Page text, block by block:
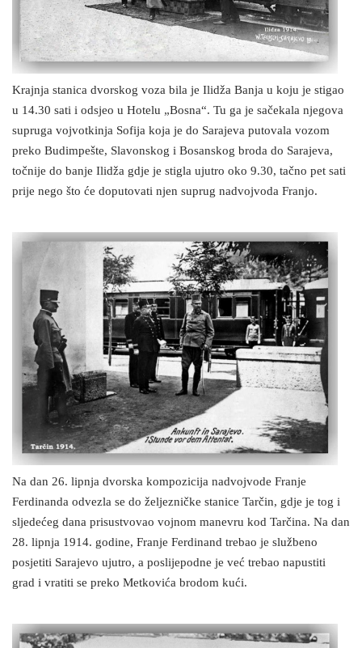
Krajnja stanica dvorskog voza bila je Ilidža Banja u koju je stigao
u 14.30 sati i odsjeo u Hotelu „Bosna“. Tu ga je sačekala njegova
supruga vojvotkinja Sofija koja je do Sarajeva putovala vozom
preko Budimpešte, Slavonskog i Bosanskog broda do Sarajeva,
točnije do banje Ilidža gdje je stigla ujutro oko 9.30, tačno pet sati
prije nego što će doputovati njen suprug nadvojvoda Franjo.
Na dan 26. lipnja dvorska kompozicija nadvojvode Franje
Ferdinanda odvezla se do željezničke stanice Tarčin, gdje je tog i
sljedećeg dana prisustvovao vojnom manevru kod Tarčina. Na dan
28. lipnja 1914. godine, Franje Ferdinand trebao je službeno
posjetiti Sarajevo ujutro, a poslijepodne je već trebao napustiti
grad i vratiti se preko Metkovića brodom kući.